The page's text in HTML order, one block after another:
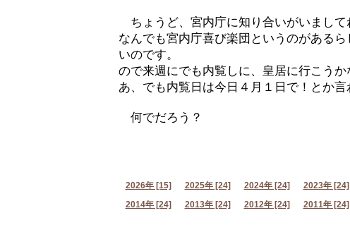
ちょうど、宮内庁に知り合いがいまして
なんでも宮内庁喜び楽団というのがある
いのです。
ので来週にでも内覧しに、皇居に行こうか
あ、でも内覧日は今日４月１日で！とか言
何でだろう？
2026年 [15] 2025年 [24] 2024年 [24] 2023年 [24]
2014年 [24]
2013年 [24] 2012年 [24] 2011年 [24]